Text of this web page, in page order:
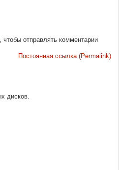
чтобы отправлять комментарии
Постоянная ссылка (Permalink)
дисков.